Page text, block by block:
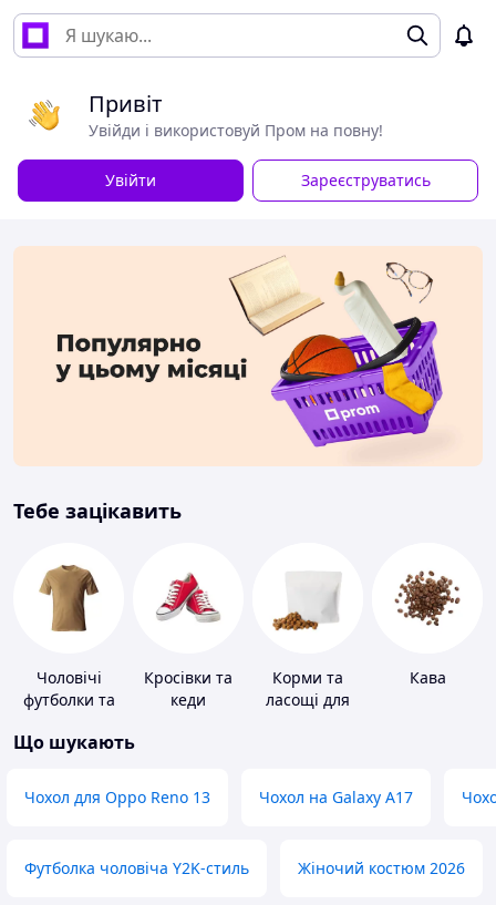
Привіт
Увійди і використовуй Пром на повну!
Увійти Зареєструватись
Тебе зацікавить
Чоловічі
футболки та
Кросівки та
кеди
Корми та
ласощі для
Кава
Що шукають
Чохол для Oppo Reno 13 Чохол на Galaxy A17
Футболка чоловіча Y2K-стиль Жіночий костюм 2026